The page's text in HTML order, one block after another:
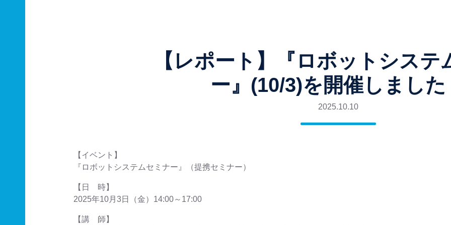
【レポート】『ロボットシステ
ー』(10/3)を開催しました
2025.10.10
【イベント】
『ロボットシステムセミナー』（提携セミナー）
【日 時】
2025年10月3日（金）14:00～17:00
【講 師】